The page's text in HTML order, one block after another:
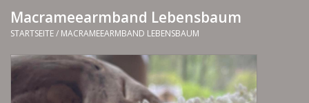
925 Silberschmuck
BERGliebe-Kollektion
Macrameearmband Lebensbaum
STARTSEITE/ MACRAMEEARMBAND LEBENSBAUM